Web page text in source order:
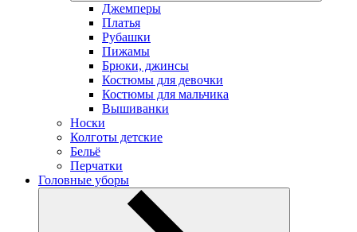
Джемперы
Платья
Рубашки
Пижамы
Брюки, джинсы
Костюмы для девочки
Костюмы для мальчика
Вышиванки
Носки
Колготы детские
Бельё
Перчатки
Головные уборы